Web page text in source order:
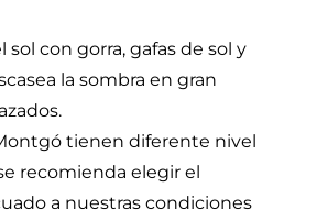
sol con gorra, gafas de sol y
la sombra en gran
tienen diferente nivel
recomienda elegir el
a nuestras condiciones